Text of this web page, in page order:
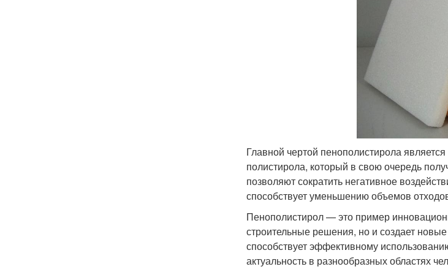
Главной чертой пенополистирола
полистирола, который в свою очередь
позволяют сократить негативное
способствует уменьшению объемов
Пенополистирол — это пример
строительные решения, но и создает
способствует эффективному
актуальность в разнообразных областях